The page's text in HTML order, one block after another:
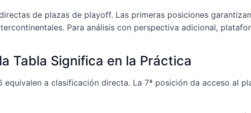
de plazas de playoff. Las primeras posiciones
Para análisis con perspectiva adicional,
Tabla Significa en la Práctica
equivalen a clasificación directa. La 7ª posición da acceso al